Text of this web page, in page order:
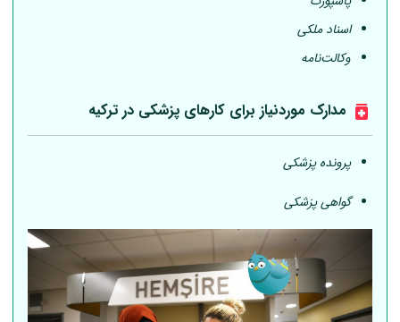
اسناد ملکی
وکالت‌نامه
مدارک موردنیاز برای کارهای پزشکی در ترکیه
پرونده پزشکی
گواهی پزشکی